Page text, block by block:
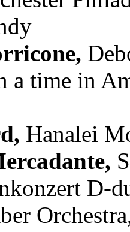
a time in
Hanalei
D-